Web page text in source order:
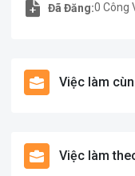
Đã Đăng:0 Công
Việc làm
Việc làm